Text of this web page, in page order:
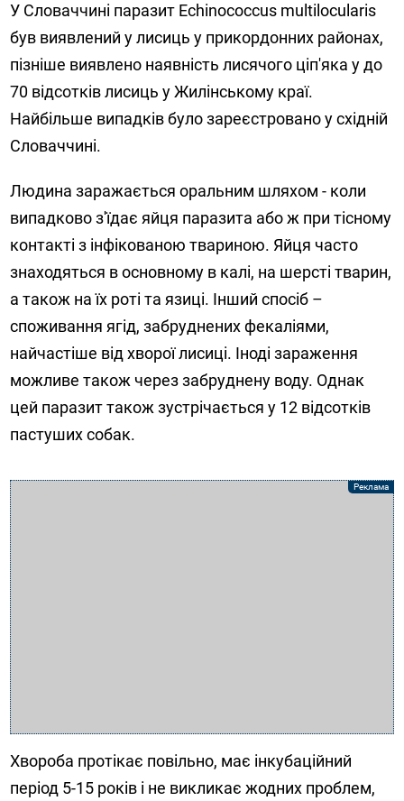
У Словаччині паразит Echinococcus multilocularis
був виявлений у лисиць у прикордонних районах,
пізніше виявлено наявність лисячого ціп'яка у до
70 відсотків лисиць у Жилінському краї.
Найбільше випадків було зареєстровано у східній
Словаччині.
Людина заражається оральним шляхом - коли
випадково з'їдає яйця паразита або ж при тісному
контакті з інфікованою твариною. Яйця часто
знаходяться в основному в калі, на шерсті тварин,
а також на їх роті та язиці. Інший спосіб –
споживання ягід, забруднених фекаліями,
найчастіше від хворої лисиці. Іноді зараження
можливе також через забруднену воду. Однак
цей паразит також зустрічається у 12 відсотків
пастуших собак.
Хвороба протікає повільно, має інкубаційний
період 5-15 років і не викликає жодних проблем,